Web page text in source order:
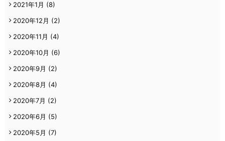
2021年1月 (8)
2020年12月 (2)
2020年11月 (4)
2020年10月 (6)
2020年9月 (2)
2020年8月 (4)
2020年7月 (2)
2020年6月 (5)
2020年5月 (7)